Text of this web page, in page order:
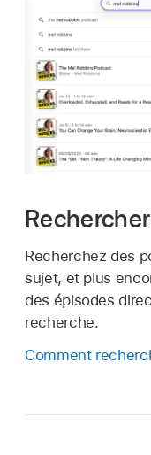
Recherchez des
sujet, et plus
des épisodes
recherche.
Comment